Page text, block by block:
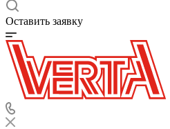
Оставить заявку